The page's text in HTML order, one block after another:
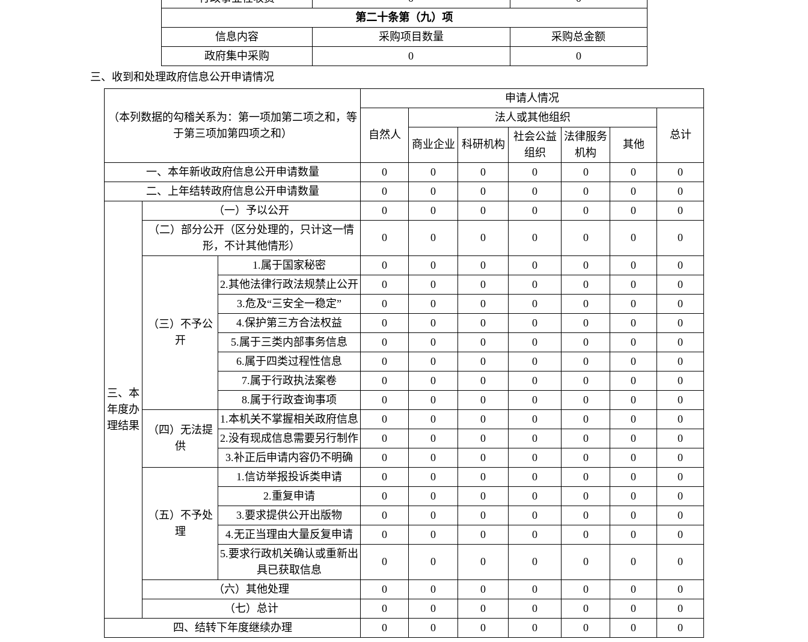
第二十条第（九）项
信息内容
采购项目数量
采购总金额
政府集中采购
0
0
三、收到和处理政府信息公开申请情况
（本列数据的勾稽关系为：第一项加第二项之和，等
于第三项加第四项之和）
申请人情况
自然人
法人或其他组织
总计
商业企业 科研机构
社会公益
组织
法律服务
机构
其他
一、本年新收政府信息公开申请数量 0 0 0 0 0 0
0
二、上年结转政府信息公开申请数量
0 0 0 0 0 0 0
三、本
年度办
理结果
（一）予以公开 0 0 0 0 0 0
0
（二）部分公开（区分处理的，只计这一情
形，不计其他情形）
0 0 0 0 0 0 0
（三）不予公
开
1.属于国家秘密 0 0 0 0 0 0
0
2.其他法律行政法规禁止公开
0 0 0 0 0 0
0
3.危及“三安全一稳定”
0 0 0 0 0 0
0
4.保护第三方合法权益
0 0 0 0 0 0
0
5.属于三类内部事务信息
0 0 0 0 0 0
0
6.属于四类过程性信息
0 0 0 0 0 0
0
7.属于行政执法案卷
0 0 0 0 0 0
0
8.属于行政查询事项
0 0 0 0 0 0 0
（四）无法提
供
1.本机关不掌握相关政府信息 0 0 0 0 0 0
0
2.没有现成信息需要另行制作
0 0 0 0 0 0
0
3.补正后申请内容仍不明确
0 0 0 0 0 0 0
（五）不予处
理
1.信访举报投诉类申请 0 0 0 0 0 0
0
2.重复申请
0 0 0 0 0 0
0
3.要求提供公开出版物
0 0 0 0 0 0
0
4.无正当理由大量反复申请
0 0 0 0 0 0
0
5.要求行政机关确认或重新出
具已获取信息
0 0 0 0 0 0 0
（六）其他处理 0 0 0 0 0 0
0
（七）总计
0 0 0 0 0 0
0
四、结转下年度继续办理
0 0 0 0 0 0
0